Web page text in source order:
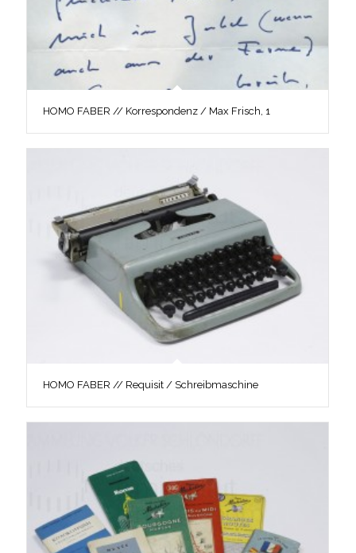
HOMO FABER // Korrespondenz / Max Frisch, 1
HOMO FABER // Requisit / Schreibmaschine